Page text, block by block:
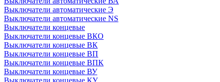
Выключатели автоматические Э
Выключатели автоматические NS
Выключатели концевые
Выключатели концевые ВКО
Выключатели концевые ВК
Выключатели концевые ВП
Выключатели концевые ВПК
Выключатели концевые ВУ